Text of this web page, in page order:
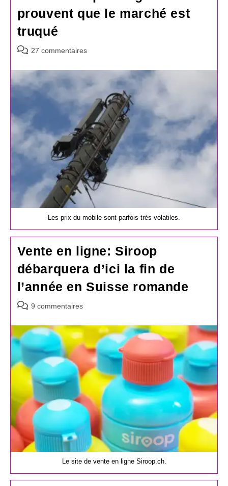
prouvent que le marché est
truqué
Commentaires
la
publication :
27 commentaires
Les prix du mobile sont parfois très volatiles.
Vente en ligne: Siroop
débarquera d’ici la fin de
l’année en Suisse romande
Commentaires
la
publication :
9 commentaires
Le site de vente en ligne Siroop.ch.